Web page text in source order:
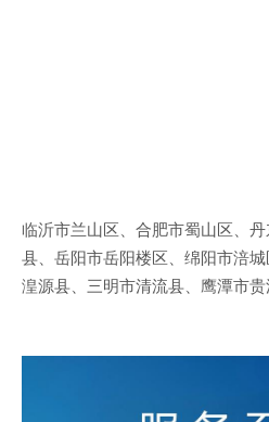
临沂市兰山区、合肥市蜀山区、
县、岳阳市岳阳楼区、绵阳市涪
湟源县、三明市清流县、鹰潭市